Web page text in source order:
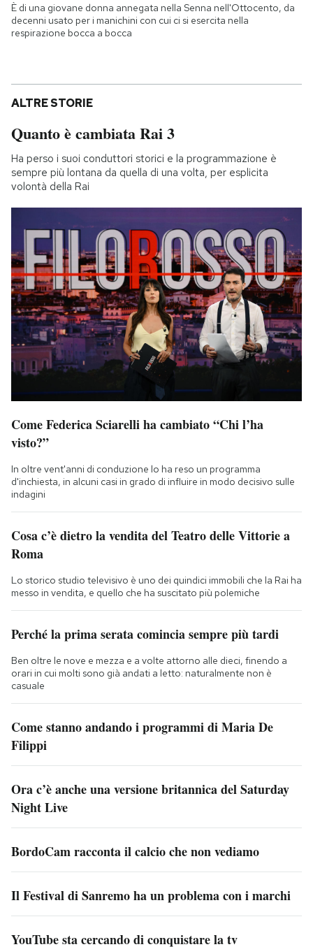
È di una giovane donna annegata nella Senna nell'Ottocento, da
decenni usato per i manichini con cui ci si esercita nella
respirazione bocca a bocca
ALTRE STORIE
Quanto è cambiata Rai 3
Ha perso i suoi conduttori storici e la programmazione è
sempre più lontana da quella di una volta, per esplicita
volontà della Rai
Come Federica Sciarelli ha cambiato “Chi l’ha
visto?”
In oltre vent'anni di conduzione lo ha reso un programma
d'inchiesta, in alcuni casi in grado di influire in modo decisivo sulle
indagini
Cosa c’è dietro la vendita del Teatro delle Vittorie a
Roma
Lo storico studio televisivo è uno dei quindici immobili che la Rai ha
messo in vendita, e quello che ha suscitato più polemiche
Perché la prima serata comincia sempre più tardi
Ben oltre le nove e mezza e a volte attorno alle dieci, finendo a
orari in cui molti sono già andati a letto: naturalmente non è
casuale
Come stanno andando i programmi di Maria De
Filippi
Ora c’è anche una versione britannica del Saturday
Night Live
BordoCam racconta il calcio che non vediamo
Il Festival di Sanremo ha un problema con i marchi
YouTube sta cercando di conquistare la tv